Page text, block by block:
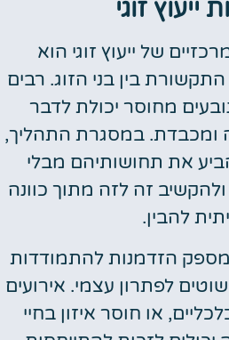
ייעוץ זוגי
של ייעוץ זוגי הוא
בין בני הזוג. רבים
מחוסר יכולת לדבר
ומכבדת. במסגרת התהליך,
את תחושותיהם מבלי
זה לזה מתוך כוונה
להבין.
מספק הזדמנות להתמודדות
לפתרון עצמי. אירועים
או חוסר איזון בחיי